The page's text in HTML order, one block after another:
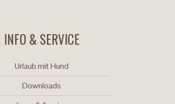
INFO & SERVICE
Urlaub mit Hund
Downloads